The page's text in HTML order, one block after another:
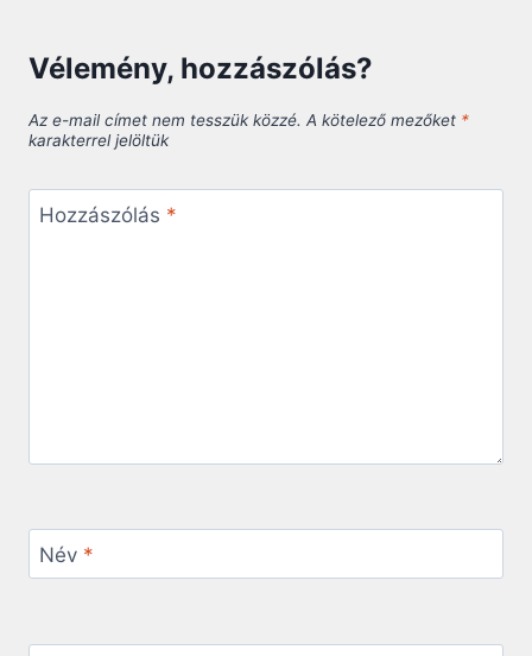
Vélemény, hozzászólás?
Az e-mail címet nem tesszük közzé. A kötelező mezőket *
karakterrel jelöltük
Hozzászólás *
Név *